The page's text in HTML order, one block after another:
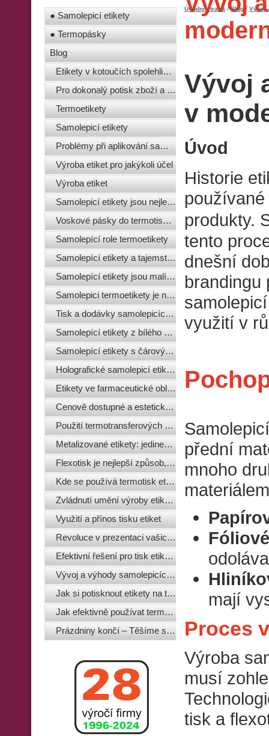
● Samolepicí etikety
● Termopásky
Blog
Etikety v kotoučích spolehlivě označí vaše produkty
Pro dokonalý potisk zboží a materiálů se používají jednoduché samolepicí termoetikety
Termoetikety
Samolepicí etikety
Problémy při aplikování samolepicích etiket
Výroba etiket pro jakýkoli účel
Výroba etiket
Samolepicí etikety jsou nejlepší!
Voskové pásky do termotiskáren - kvalita a čistota vzhledu
Samolepící role termoetikety
Samolepící etikety a tajemství jejich oblíbenosti
Samolepící etikety jsou malí pomocníci velkého byznysu
Samolepici termoetikety je nove slovo v reklamni branzi
Tisk a dodávky samolepicích etiket v Plzni
Samolepící etikety z bílého pergamenu - jaké jsou jejich výhody
Samolepící etikety s čárovým kódem jsou pomocníky obchodních sítí
Holografické samolepicí etikety a ochranné plomby
Etikety ve farmaceutické oblasti
Cenově dostupné a estetické značení parfémů a kosmetiky
Použití termotransferových pásek (stuh) pro výrobu etiket
Metalizované etikety: jedinečnost a výhody
Flexotisk je nejlepší způsob, jak vytvořit etikety
Kde se používá termotisk etiket a jak funguje
Zvládnutí umění výroby etiket: Osvědčené strategie pro efektivní
Využití a přínos tisku etiket
Revoluce v prezentaci vašich produktů s inovativním tiskem etiket
Efektivní řešení pro tisk etiket: praktické rady
Vývoj a výhody samolepicích etiket v moderním balení
Jak si potisknout etikety na termotransferové tiskárně
Jak efektivně používat termotransferový tisk v různých odvětvích
Prázdniny končí – Těšíme se na nové objednávky samolepicích etiket
Úvodní strana /Blog /Vývoj
Vývoj
v
Úvod
Historie
produkty.
tento
dnešní
brandingu
využití v
přední
mnoho
mají
Proces
Výroba
musí
tisk a